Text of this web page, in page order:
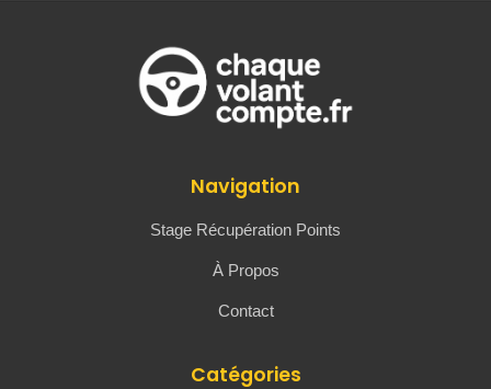
Navigation
Stage Récupération Points
À Propos
Contact
Catégories